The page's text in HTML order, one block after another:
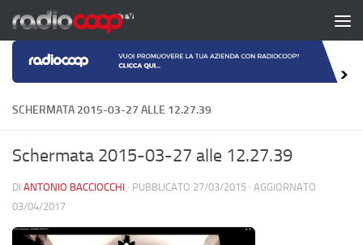
Salta al contenuto
SCHERMATA 2015-03-27 ALLE 12.27.39
Schermata 2015-03-27 alle 12.27.39
DI ANTONIO BACCIOCCHI · PUBBLICATO 27/03/2015 · AGGIORNATO
03/04/2017